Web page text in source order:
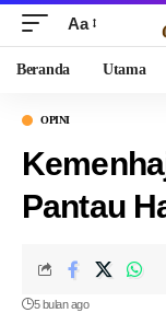
Aa
Beranda Utama
OPINI
Pantau
5 bulan ago